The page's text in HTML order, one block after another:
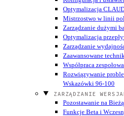
Optymalizacja
Mistrzostwo w linii
Zarządzanie dużymi
Optymalizacja
Zarządzanie
Zaawansowane
Współpraca
Rozwiązywanie
Wskazówki 96-100
ZARZĄDZANIE
Pozostawanie na
Funkcje Beta i